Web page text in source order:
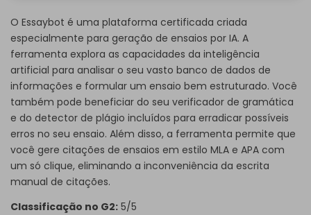
O Essaybot é uma plataforma certificada criada
especialmente para geração de ensaios por IA. A
ferramenta explora as capacidades da inteligência
artificial para analisar o seu vasto banco de dados de
informações e formular um ensaio bem estruturado. Você
também pode beneficiar do seu verificador de gramática
e do detector de plágio incluídos para erradicar possíveis
erros no seu ensaio. Além disso, a ferramenta permite que
você gere citações de ensaios em estilo MLA e APA com
um só clique, eliminando a inconveniência da escrita
manual de citações.
Classificação no G2: 5/5